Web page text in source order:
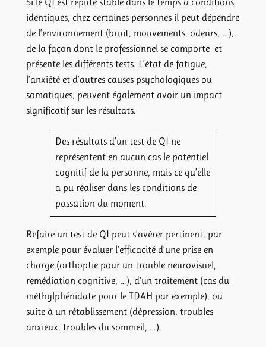
identiques, chez certaines personnes il peut dépendre
de l’environnement (bruit, mouvements, odeurs, …),
de la façon dont le professionnel se comporte et
présente les différents tests. L’état de fatigue,
l’anxiété et d’autres causes psychologiques ou
somatiques, peuvent également avoir un impact
significatif sur les résultats.
Des résultats d’un test de QI ne
représentent en aucun cas le potentiel
cognitif de la personne, mais ce qu’elle
a pu réaliser dans les conditions de
passation du moment.
Refaire un test de QI peut s’avérer pertinent, par
exemple pour évaluer l’efficacité d’une prise en
charge (orthoptie pour un trouble neurovisuel,
remédiation cognitive, …), d’un traitement (cas du
méthylphénidate pour le TDAH par exemple), ou
suite à un rétablissement (dépression, troubles
anxieux, troubles du sommeil, …).